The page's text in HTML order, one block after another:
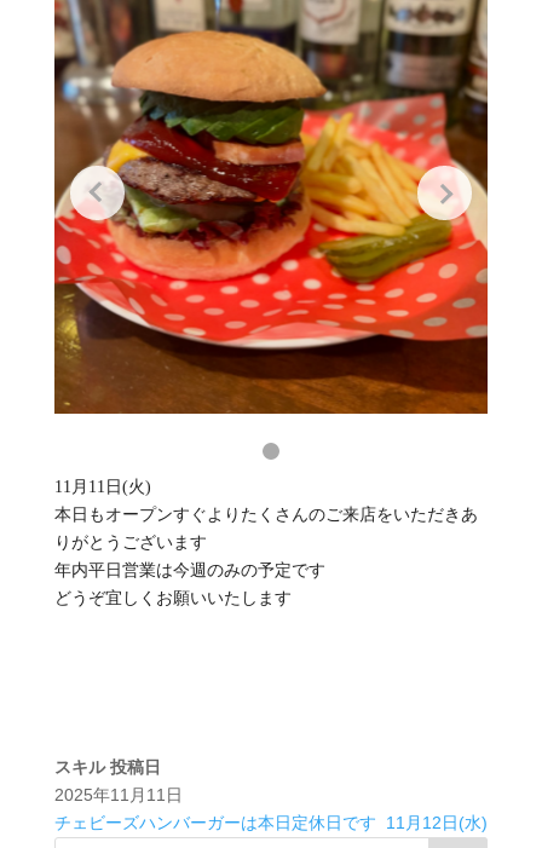
11月11日(火)
本日もオープンすぐよりたくさんのご来店をいただきあ
りがとうございます
年内平日営業は今週のみの予定です
どうぞ宜しくお願いいたします
スキル 投稿日
2025年11月11日
チェビーズハンバーガーは本日定休日です
11月12日(水)